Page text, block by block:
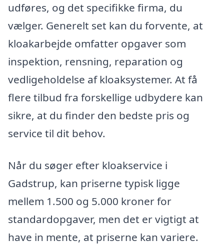
udføres, og det specifikke firma, du
vælger. Generelt set kan du forvente, at
kloakarbejde omfatter opgaver som
inspektion, rensning, reparation og
vedligeholdelse af kloaksystemer. At få
flere tilbud fra forskellige udbydere kan
sikre, at du finder den bedste pris og
service til dit behov.
Når du søger efter kloakservice i
Gadstrup, kan priserne typisk ligge
mellem 1.500 og 5.000 kroner for
standardopgaver, men det er vigtigt at
have in mente, at priserne kan variere.